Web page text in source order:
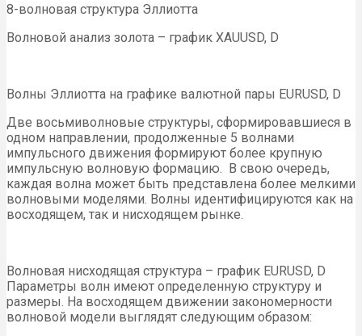
8-волновая структура Эллиотта
Волновой анализ золота – график XAUUSD, D
Волны Эллиотта на графике валютной пары EURUSD, D
Две восьмиволновые структуры, сформировавшиеся в
одном направлении, продолженные 5 волнами
импульсного движения формируют более крупную
импульсную волновую формацию. В свою очередь,
каждая волна может быть представлена более мелкими
волновыми моделями. Волны идентифицируются как на
восходящем, так и нисходящем рынке.
Волновая нисходящая структура – график EURUSD, D
Параметры волн имеют определенную структуру и
размеры. На восходящем движении закономерности
волновой модели выглядят следующим образом: